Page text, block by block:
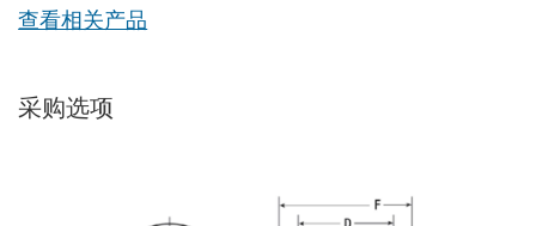
查看相关产品
采购选项